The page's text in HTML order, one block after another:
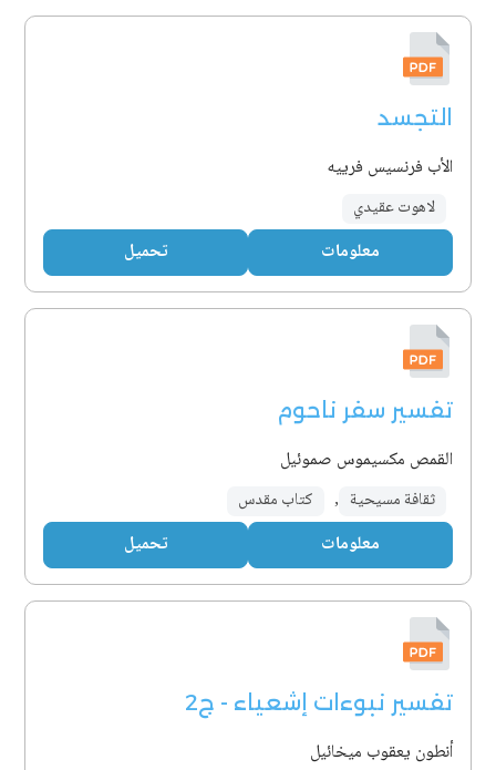
التجسد
الأب فرنسيس فرييه
لاهوت عقيدي
معلومات تحميل
تفسير سفر ناحوم
القمص مكسيموس صموئيل
ثقافة مسيحية , كتاب مقدس
معلومات تحميل
تفسير نبوءات إشعياء - ج2
أنطون يعقوب ميخائيل